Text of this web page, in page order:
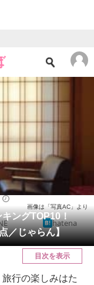
キングTOP10！
／じゃらん】
画像は「写真AC」より
hatena
目次を表示
行の楽しみはた